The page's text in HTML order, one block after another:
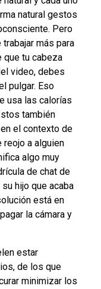
natural gestos
Pero
más para
que tu cabeza
video, debes
pulgar. Eso
usa las calorías
también
el contexto de
reojo a alguien
algo muy
de chat de
hijo que acaba
está en
la cámara y
estar
de los que
minimizar los